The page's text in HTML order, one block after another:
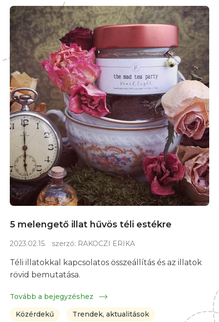
5 melengető illat hűvös téli estékre
2023.02.15. szerző: RAKOCZI ERIKA
Téli illatokkal kapcsolatos összeállítás és az illatok
rövid bemutatása.
Tovább a bejegyzéshez
Közérdekű
Trendek, aktualitások